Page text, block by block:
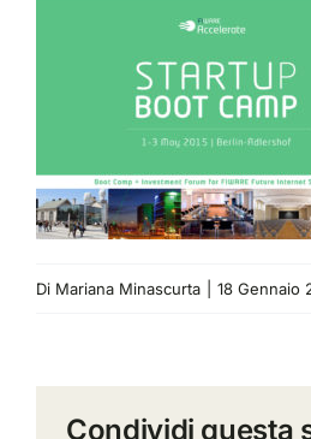
Storie di successo
Di Mariana Minascurta 18 Gennaio
Condividi questa